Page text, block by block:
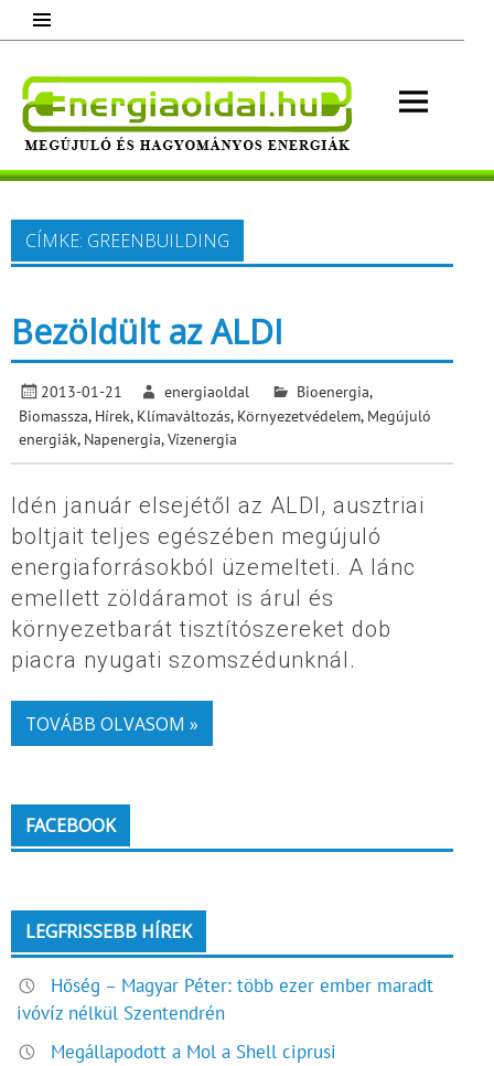
content
Megújuló és hagyományos energiák.
Minden, ami energia!
CÍMKE: GREENBUILDING
Bezöldült az ALDI
2013-01-21 energiaoldal Bioenergia,
Biomassza, Hírek, Klímaváltozás, Környezetvédelem, Megújuló
energiák, Napenergia,Vízenergia
Idén január elsejétől az ALDI, ausztriai
boltjait teljes egészében megújuló
energiaforrásokból üzemelteti. A lánc
emellett zöldáramot is árul és
környezetbarát tisztítószereket dob
piacra nyugati szomszédunknál.
TOVÁBB OLVASOM »
FACEBOOK
LEGFRISSEBB HÍREK
Hőség – Magyar Péter: több ezer ember maradt
ivóvíz nélkül Szentendrén
Megállapodott a Mol a Shell ciprusi